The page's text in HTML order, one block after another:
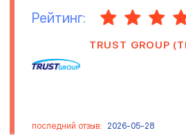
Рейтинг:
TRUST GROUP
последний отзыв: 2026-05-28